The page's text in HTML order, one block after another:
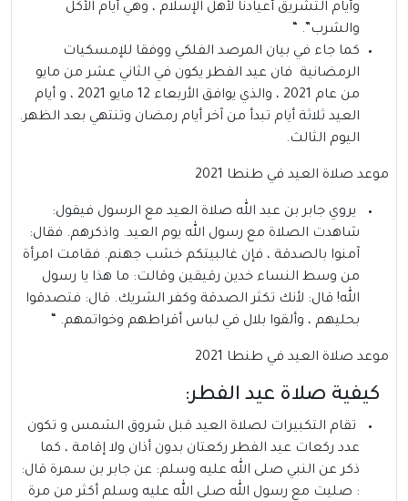
وأيام التشريق أعيادنا لأهل الإسلام ، وهي أيام الأكل
والشرب”. “
كما جاء في بيان المرصد الفلكي ووفقا للإمسكيات
الرمضانية فان عيد الفطر يكون في الثاني عشر من مايو
من عام 2021 ، والذي يوافق الأربعاء 12 مايو 2021 ، و أيام
العيد ثلاثة أيام تبدأ من آخر أيام رمضان وتنتهي بعد الظهر.
اليوم الثالث.
موعد صلاة العيد في طنطا 2021
يروي جابر بن عبد الله صلاة العيد مع الرسول فيقول:
شاهدت الصلاة مع رسول الله يوم العيد. واذكرهم. فقال:
آمنوا بالصدقة ، فإن غالبيتكم خشب جهنم. فقامت امرأة
من وسط النساء خدين رقيقين وقالت: ما هذا يا رسول
الله! قال: لأنك تكثر الصدقة وكفر الشريك. قال: فتصدقوا
بحليهم ، وألقوا بلال في لباس أقراطهم وخواتمهم. “
موعد صلاة العيد في طنطا 2021
كيفية صلاة عيد الفطر:
تقام التكبيرات لصلاة العيد قبل شروق الشمس و تكون
عدد ركعات عيد الفطر ركعتان بدون أذان ولا إقامة ، كما
ذكر عن النبي صلى الله عليه وسلم: عن جابر بن سمرة قال:
: صليت مع رسول الله صلى الله عليه وسلم أكثر من مرة